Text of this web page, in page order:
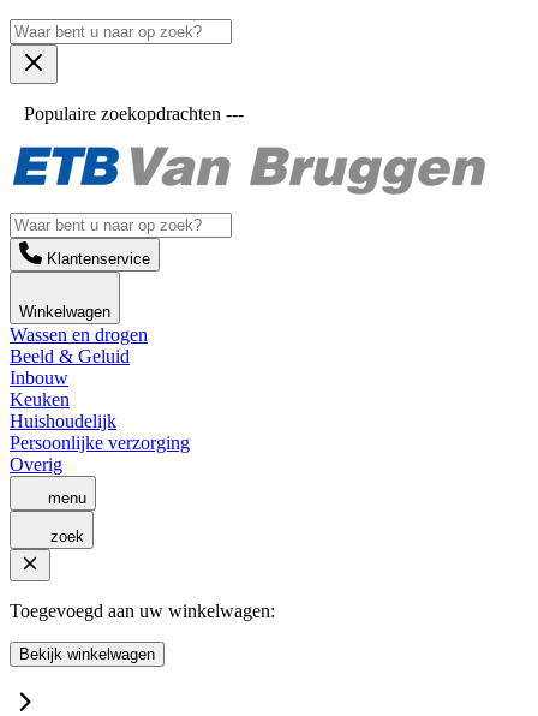
Populaire zoekopdrachten ---
Klantenservice
Winkelwagen
Wassen en drogen
Beeld & Geluid
Inbouw
Keuken
Huishoudelijk
Persoonlijke verzorging
Overig
menu
zoek
Toegevoegd aan uw winkelwagen:
Bekijk winkelwagen